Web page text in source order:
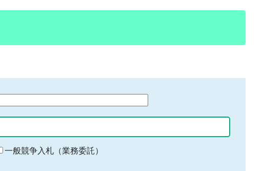
一般競争入札（業務委託）